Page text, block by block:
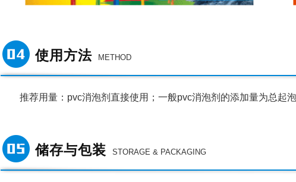
使用方法 METHOD
推荐用量：pvc消泡剂直接使用；一般pvc消泡剂的添加量为总起泡
储存与包装 STORAGE & PACKAGING